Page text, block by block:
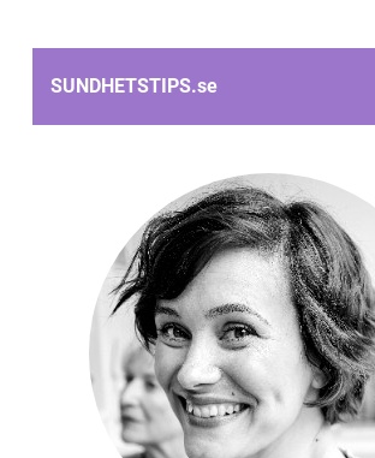
SUNDHETSTIPS.se